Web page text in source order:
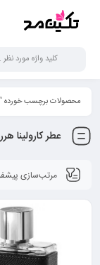
محصولات برچسب خورده
عطر کارولینا